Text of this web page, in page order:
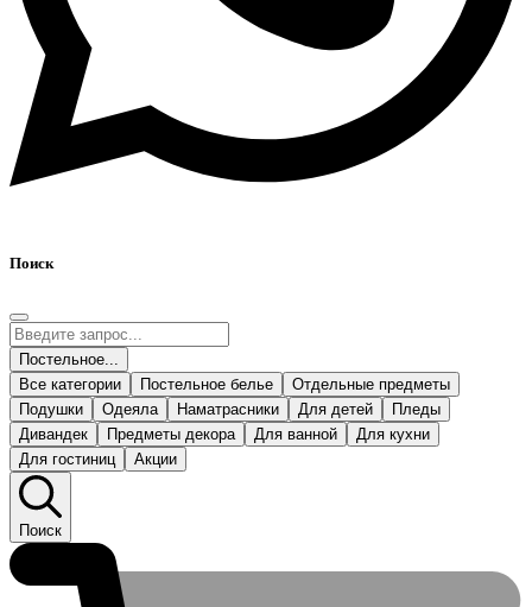
Поиск
Постельное...
Все категории
Постельное белье
Отдельные предметы
Подушки
Одеяла Наматрасники Для детей
Пледы
Дивандек
Предметы декора Для ванной
Для кухни
Для гостиниц
Акции
Поиск